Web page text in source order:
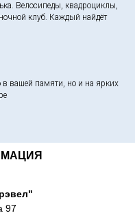
Велосипеды, квадроциклы,
клуб. Каждый найдёт
в вашей памяти, но и на ярких
97